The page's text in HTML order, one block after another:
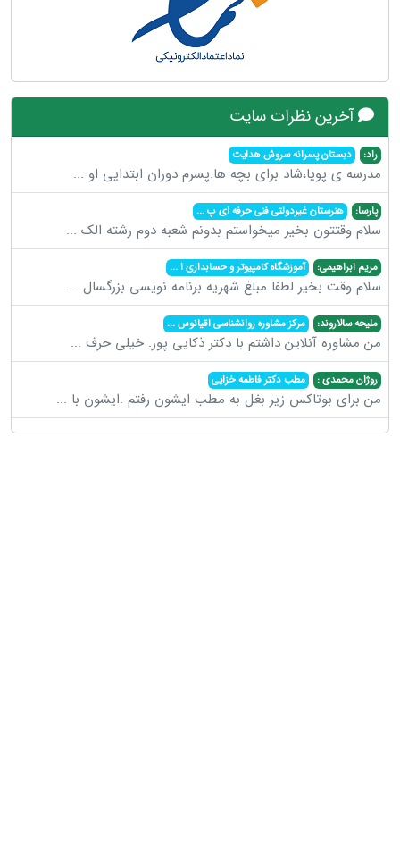
آخرین نظرات سایت
راد: دبستان پسرانه سروش هدایت
مدرسه ی پویا،شاد برای بچه ها.پسرم دوران ابتدایی او ...
پارسا: هنرستان غیردولتی فنی حرفه ای پ...
سلام وقتتون بخیر میخواستم بدونم شعبه دوم رشته الک ...
مریم ابراهیمی: آموزشگاه کامپیوتر و حسابداری ا...
سلام وقت بخیر لطفا مبلغ شهریه برنامه نویسی بزرگسال ...
ملیحه سالاروند: مرکز مشاوره روانشناسی اقیانوس...
من مشاوره آنلاین داشتم با دکتر ذکایی پور. خیلی حرف ...
روژان محمدی : مطب دکتر فاطمه خزایی
من برای بوتاکس زیر بغل به مطب ایشون رفتم .ایشون با ...